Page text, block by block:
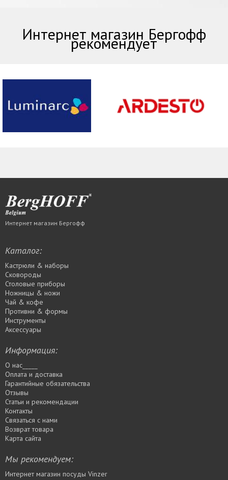
Интернет магазин Бергофф
рекомендует
Интернет магазин Бергофф
Каталог:
Кастрюли & наборы
Сковороды
Столовые приборы
Ножницы & ножи
Чай & кофе
Противни & формы
Инструменты
Аксессуары
Информация:
О нас_____
Оплата и доставка
Гарантийные обязательства
Отзывы
Статьи и рекомендации
Контакты
Связаться с нами
Возврат товара
Карта сайта
Мы рекомендуем:
Интернет магазин посуды Vinzer